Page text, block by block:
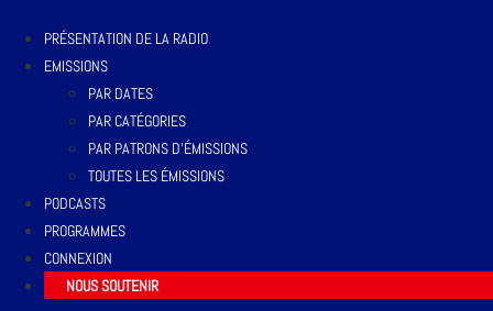
PRÉSENTATION DE LA RADIO
EMISSIONS
PAR DATES
PAR CATÉGORIES
PAR PATRONS D’ÉMISSIONS
TOUTES LES ÉMISSIONS
PODCASTS
PROGRAMMES
CONNEXION
NOUS SOUTENIR